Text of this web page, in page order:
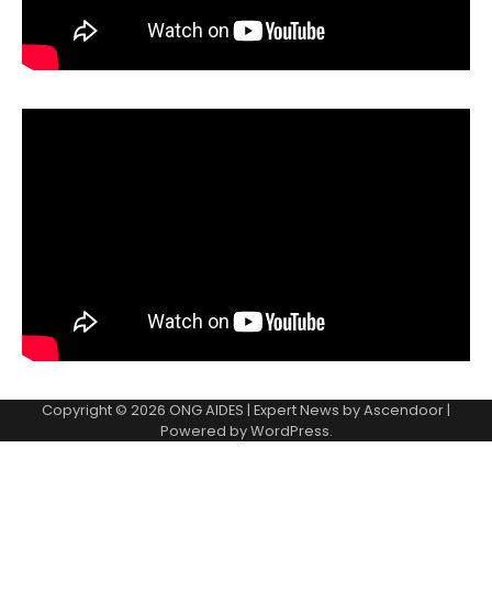
Copyright © 2026 ONG AIDES | Expert News byAscendoor |
Powered byWordPress.